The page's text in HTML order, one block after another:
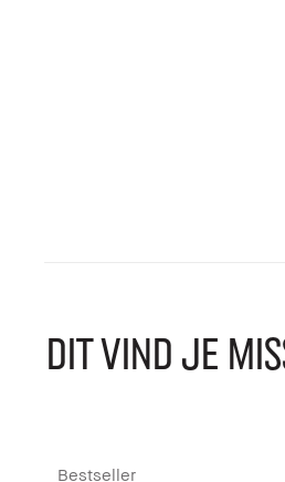
DIT VIND JE
Bestseller